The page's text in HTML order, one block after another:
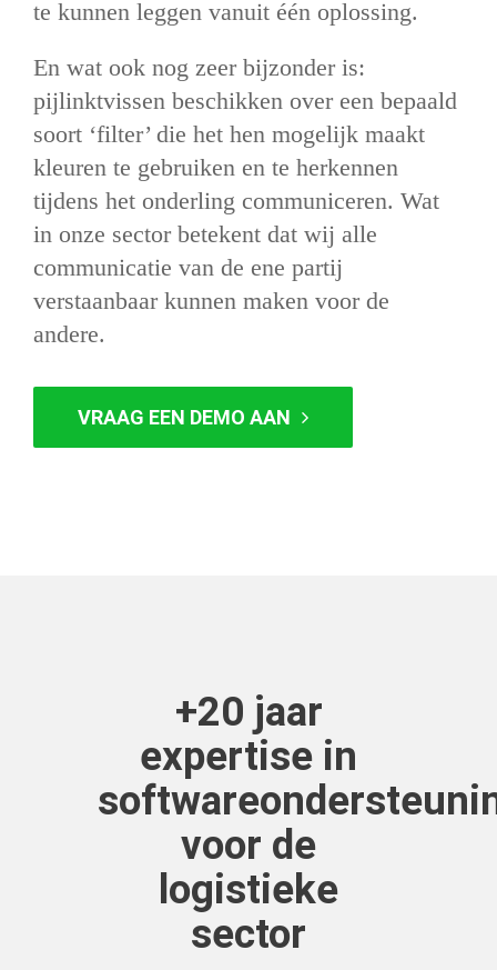
te kunnen leggen vanuit één oplossing.
En wat ook nog zeer bijzonder is:
pijlinktvissen beschikken over een bepaald
soort ‘filter’ die het hen mogelijk maakt
kleuren te gebruiken en te herkennen
tijdens het onderling communiceren. Wat
in onze sector betekent dat wij alle
communicatie van de ene partij
verstaanbaar kunnen maken voor de
andere.
VRAAG EEN DEMO AAN
+20 jaar
expertise in
voor de
logistieke
sector